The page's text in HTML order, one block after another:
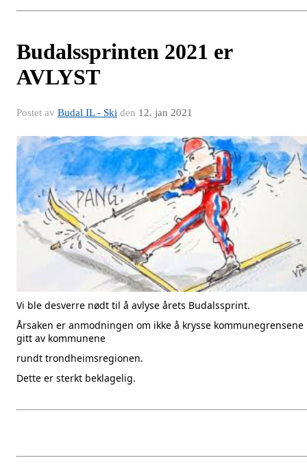
Budalssprinten 2021 er
AVLYST
Postet av Budal IL - Ski den 12. jan 2021
Vi ble desverre nødt til å avlyse årets Budalssprint.
Årsaken er anmodningen om ikke å krysse kommunegrensene
gitt av kommunene
rundt trondheimsregionen.
Dette er sterkt beklagelig.